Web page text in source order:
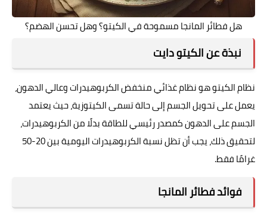
هل فطائر المانجا مسموحة في الكيتو؟ وهل تحسن الهضم؟
نبذة عن الكيتو دايت
نظام الكيتو هو نظام غذائي منخفض الكربوهيدرات وعالي الدهون،
يعمل على تحويل الجسم إلى حالة تسمى الكيتوزية، حيث يعتمد
الجسم على الدهون كمصدر رئيسي للطاقة بدلًا من الكربوهيدرات،
لتحقيق ذلك، يجب أن تظل نسبة الكربوهيدرات اليومية بين 20-50
غرامًا فقط.
فوائد فطائر المانجا